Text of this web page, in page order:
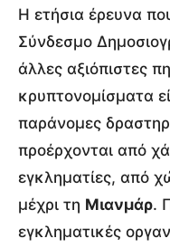
Η ετήσια έρευνα
Σύνδεσμο
άλλες αξιόπιστες
κρυπτονομίσματα
παράνομες
προέρχονται από
εγκληματίες, από
μέχρι τη Μιανμάρ.
εγκληματικές